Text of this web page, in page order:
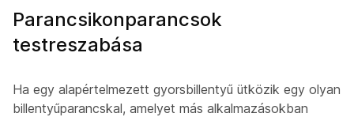
Parancsikonparancsok
testreszabása
Ha egy alapértelmezett gyorsbillentyű ütközik egy olyan
billentyűparancskal, amelyet más alkalmazásokban